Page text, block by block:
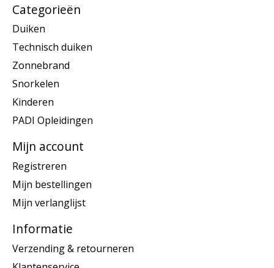
Categorieën
Duiken
Technisch duiken
Zonnebrand
Snorkelen
Kinderen
PADI Opleidingen
Mijn account
Registreren
Mijn bestellingen
Mijn verlanglijst
Informatie
Verzending & retourneren